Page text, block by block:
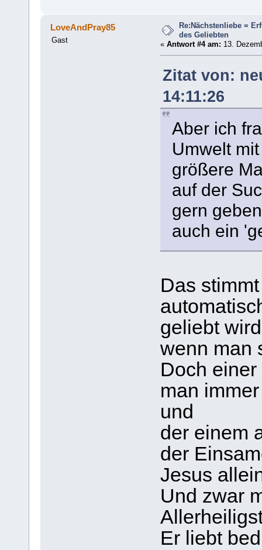
LoveAndPray85
Gast
Re:Nächstenliebe =
des Geliebten
« Antwort #4 am: 13.
Zitat von:
14:11:26
Aber ich
Umwelt
größere
auf der
gern
auch ein
Das
geliebt
wenn man
Doch
man
und
der einem
der
Jesus
Und zwar
Er liebt